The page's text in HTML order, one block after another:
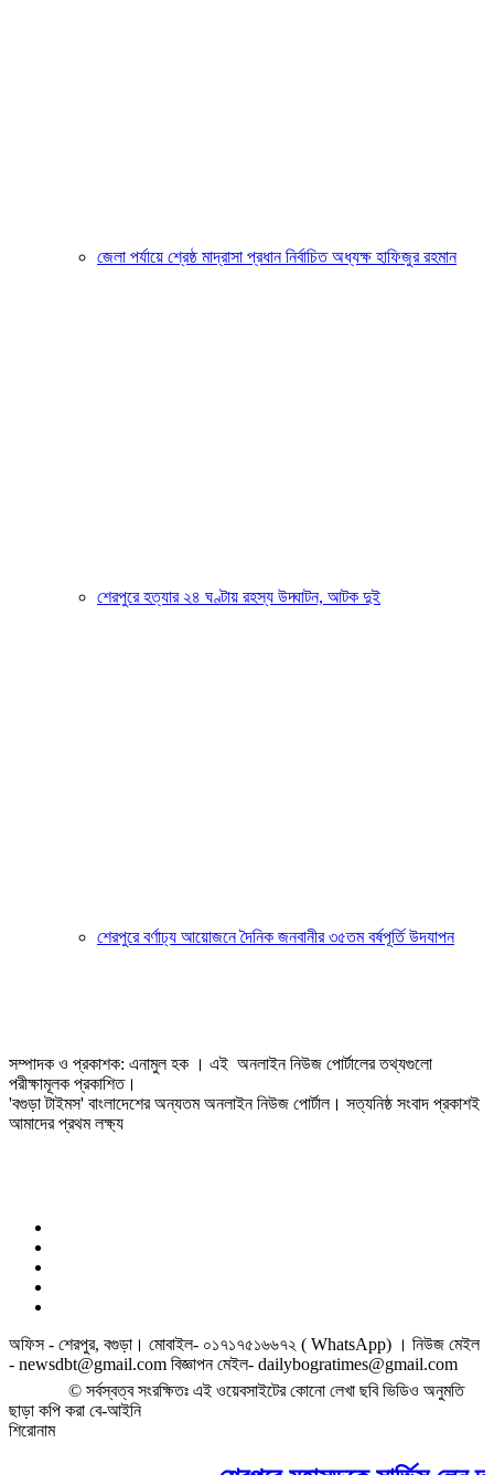
জেলা পর্যায়ে শ্রেষ্ঠ মাদ্রাসা প্রধান নির্বাচিত অধ্যক্ষ হাফিজুর রহমান
শেরপুরে হত্যার ২৪ ঘণ্টায় রহস্য উদ্ঘাটন, আটক দুই
শেরপুরে বর্ণাঢ্য আয়োজনে দৈনিক জনবানীর ৩৫তম বর্ষপূর্তি উদযাপন
সম্পাদক ও প্রকাশক: এনামুল হক । এই অনলাইন নিউজ পোর্টালের তথ্যগুলো
পরীক্ষামূলক প্রকাশিত।
'বগুড়া টাইমস' বাংলাদেশের অন্যতম অনলাইন নিউজ পোর্টাল। সত্যনিষ্ঠ সংবাদ প্রকাশই
আমাদের প্রথম লক্ষ্য
অফিস - শেরপুর, বগুড়া। মোবাইল- ০১৭১৭৫১৬৬৭২ ( WhatsApp) । নিউজ মেইল
- newsdbt@gmail.com বিজ্ঞাপন মেইল- dailybogratimes@gmail.com
© সর্বস্বত্ব সংরক্ষিতঃ এই ওয়েবসাইটের কোনো লেখা ছবি ভিডিও অনুমতি
ছাড়া কপি করা বে-আইনি
শিরোনাম